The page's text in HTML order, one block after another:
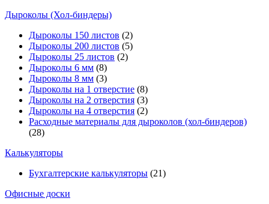
Дыроколы (Хол-биндеры)
Дыроколы 150 листов (2)
Дыроколы 200 листов (5)
Дыроколы 25 листов (2)
Дыроколы 6 мм (8)
Дыроколы 8 мм (3)
Дыроколы на 1 отверстие (8)
Дыроколы на 2 отверстия (3)
Дыроколы на 4 отверстия (2)
Расходные материалы для дыроколов (хол-биндеров)
(28)
Калькуляторы
Бухгалтерские калькуляторы (21)
Офисные доски